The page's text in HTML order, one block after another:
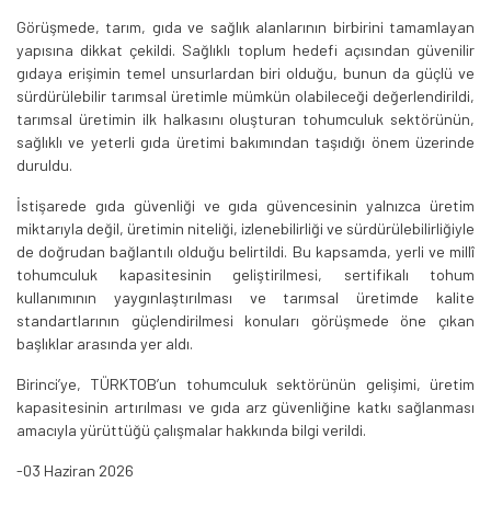
Görüşmede, tarım, gıda ve sağlık alanlarının birbirini tamamlayan
yapısına dikkat çekildi. Sağlıklı toplum hedefi açısından güvenilir
gıdaya erişimin temel unsurlardan biri olduğu, bunun da güçlü ve
sürdürülebilir tarımsal üretimle mümkün olabileceği değerlendirildi,
tarımsal üretimin ilk halkasını oluşturan tohumculuk sektörünün,
sağlıklı ve yeterli gıda üretimi bakımından taşıdığı önem üzerinde
duruldu.
İstişarede gıda güvenliği ve gıda güvencesinin yalnızca üretim
miktarıyla değil, üretimin niteliği, izlenebilirliği ve sürdürülebilirliğiyle
de doğrudan bağlantılı olduğu belirtildi. Bu kapsamda, yerli ve millî
tohumculuk kapasitesinin geliştirilmesi, sertifikalı tohum
kullanımının yaygınlaştırılması ve tarımsal üretimde kalite
standartlarının güçlendirilmesi konuları görüşmede öne çıkan
başlıklar arasında yer aldı.
Birinci’ye, TÜRKTOB’un tohumculuk sektörünün gelişimi, üretim
kapasitesinin artırılması ve gıda arz güvenliğine katkı sağlanması
amacıyla yürüttüğü çalışmalar hakkında bilgi verildi.
-03 Haziran 2026